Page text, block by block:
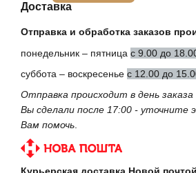
Доставка
Отправка и обработка заказов
понедельник – пятница с 9.00 до
суббота – воскресенье с 12.00 до
Отправка происходит в день
Вы сделали после 17:00 -
Вам помочь.